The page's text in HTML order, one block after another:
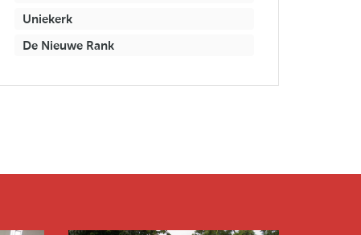
Uniekerk
De Nieuwe Rank